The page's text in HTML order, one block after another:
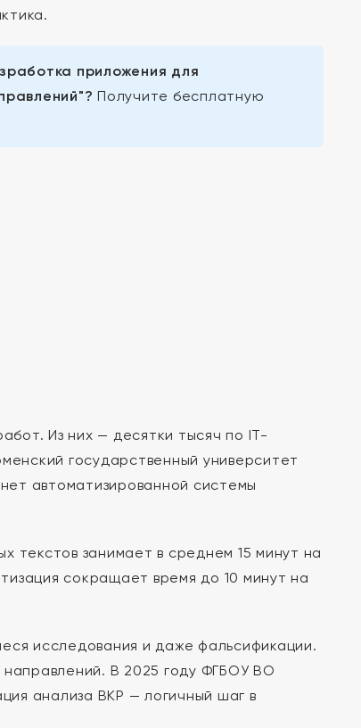
приложения для
Получите бесплатную
Из них — десятки тысяч по IT-
государственный университет
автоматизированной системы
текстов занимает в среднем 15 минут на
сокращает время до 10 минут на
исследования и даже фальсификации.
В 2025 году ФГБОУ ВО
анализа ВКР — логичный шаг в